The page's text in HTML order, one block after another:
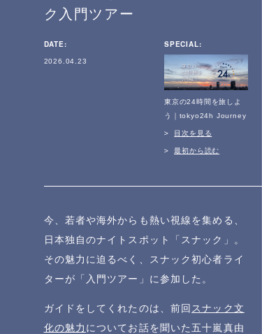
ク入門ツアー
DATE:
2026.04.23
SPECIAL:
東京の24時間を旅しよ
う｜tokyo24h Journey
目次を見る
最初から読む
今、若者や海外からも熱い視線を集める、
日本独自のナイトスポット「スナック」。
その魅力に迫るべく、スナック初心者ライ
ターが「入門ツアー」に参加した。
ガイドをしてくれたのは、前回 スナック文
化の魅力 についてお話を聞いた五十嵐真由